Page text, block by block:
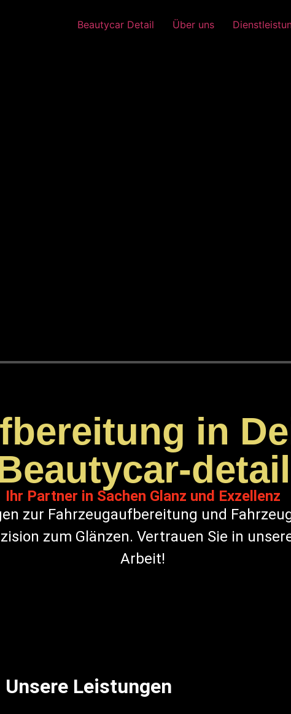
Beautycar Detail Über uns
in
detail
Ihr Partner in Sachen Glanz und Exzellenz
zur Fahrzeugaufbereitung und
zum Glänzen. Vertrauen Sie in
Arbeit!
Unsere Leistungen